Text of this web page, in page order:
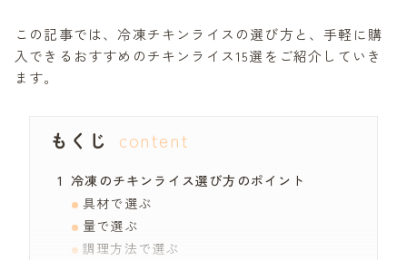
この記事では、冷凍チキンライスの選び方と、手軽に購
入できるおすすめのチキンライス15選をご紹介していき
ます。
もくじ
冷凍のチキンライス選び方のポイント
具材で選ぶ
量で選ぶ
調理方法で選ぶ